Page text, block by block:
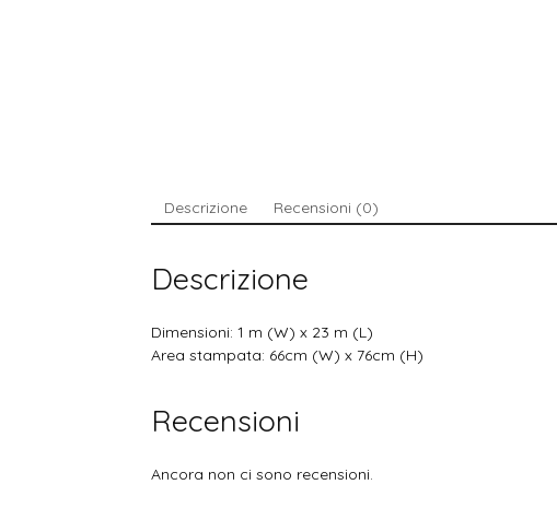
Descrizione Recensioni (0)
Descrizione
Dimensioni: 1 m (W) x 23 m (L)
Area stampata: 66cm (W) x 76cm (H)
Recensioni
Ancora non ci sono recensioni.